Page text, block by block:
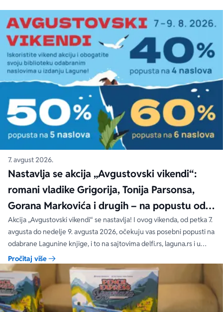
7. avgust 2026.
Nastavlja se akcija „Avgustovski vikendi“:
romani vladike Grigorija, Tonija Parsonsa,
Gorana Markovića i drugih – na popustu od
čak 40, 50 i 60%
Akcija „Avgustovski vikendi“ se nastavlja! I ovog vikenda, od petka 7.
avgusta do nedelje 9. avgusta 2026, očekuju vas posebni popusti na
odabrane Lagunine knjige, i to na sajtovima delfi.rs, laguna.rs i u
svim Delfi knjižarama.
Pročitaj više